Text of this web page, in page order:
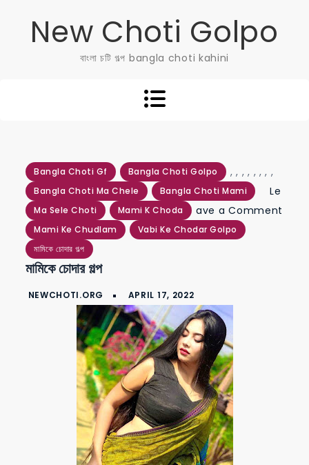
New Choti Golpo
বাংলা চটি গল্প bangla choti kahini
Bangla Choti Gf ,
Bangla Choti Golpo ,
Bangla Choti Ma Chele
,
Bangla Choti Mami
,
Ma Sele Choti
,
Mami K Choda
,
Mami Ke Chudlam
,
Vabi Ke Chodar Golpo
,
মামিকে চোদার গল্প
Le
ave a Comment
মামিকে চোদার গল্প